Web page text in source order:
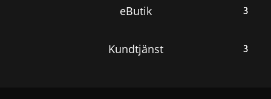
eButik
Kundtjänst